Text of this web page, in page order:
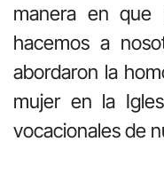
manera en
hacemos a
abordaron la
mujer en la
vocacionales de